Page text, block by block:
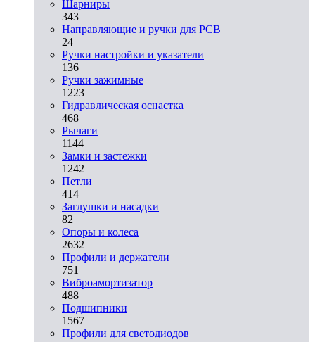
Шарниры
343
Направляющие и ручки для PCB
24
Ручки настройки и указатели
136
Ручки зажимные
1223
Гидравлическая оснастка
468
Рычаги
1144
Замки и застежки
1242
Петли
414
Заглушки и насадки
82
Опоры и колеса
2632
Профили и держатели
751
Виброамортизатор
488
Подшипники
1567
Профили для светодиодов